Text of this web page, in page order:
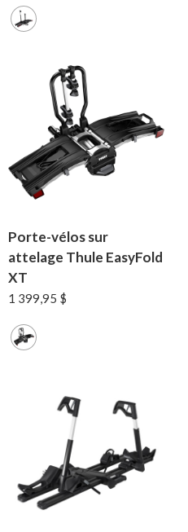
Porte-vélos sur
attelage Thule EasyFold
XT
1 399,95 $